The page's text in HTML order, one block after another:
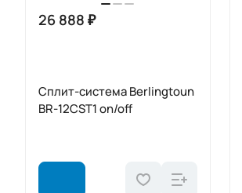
26 888 ₽
Сплит-система Berlingtoun
BR-12CST1 on/off